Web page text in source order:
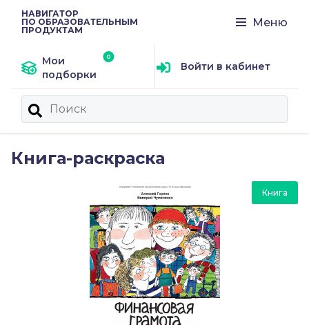
НАВИГАТОР
ПО ОБРАЗОВАТЕЛЬНЫМ
ПРОДУКТАМ
Меню
Мои
подборки
Войти в кабинет
Книга-раскраска
Книга